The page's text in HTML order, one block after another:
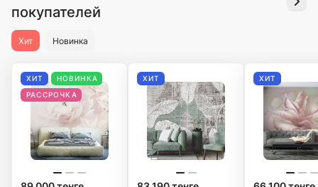
покупателей
Хит Новинка
ХИТ
НОВИНКА
РАССРОЧКА
ХИТ ХИТ